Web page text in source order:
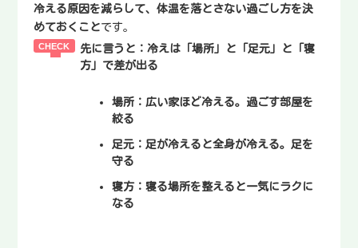
冷える原因を減らして、体温を落とさない過ごし方を決
めておくことです。
先に言うと：冷えは「場所」と「足元」と「寝
方」で差が出る
場所 ：広い家ほど冷える。過ごす部屋を
絞る
足元 ：足が冷えると全身が冷える。足を
守る
寝方：寝る場所を整えると一気にラクに
なる